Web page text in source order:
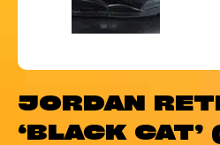
JORDAN
‘BLACK